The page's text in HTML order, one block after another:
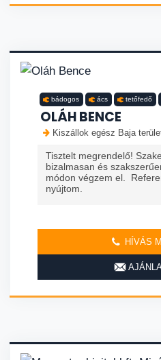
bádogos ács tetőfedő
OLÁH BENCE
Kiszállok egész Baja
Tisztelt megrendelő!
bizalmasan és
módon végzem el.
nyújtom.
HÍVÁS